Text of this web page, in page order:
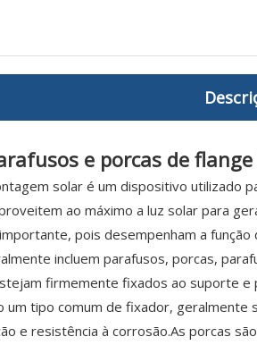
e porcas de
solar é um dispositivo utilizado
ao máximo a luz solar para
pois desempenham a
incluem parafusos, porcas,
firmemente fixados ao suporte
um tipo comum de fixador, geralmente
e resistência à corrosão.As porcas